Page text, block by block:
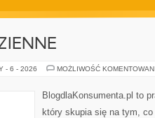
- 6 - 2026 MOŻLIWOŚĆ
BlogdlaKonsumenta.pl to
który skupia się na tym,